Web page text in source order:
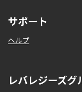
サポート
ヘルプ
レバレジーズグ